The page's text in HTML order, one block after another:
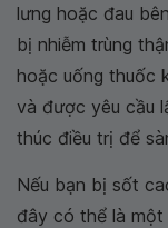
lưng hoặc đau
bị nhiễm trùng
hoặc uống thuốc
và được yêu cầu
thúc điều trị để
Nếu bạn bị sốt
đây có thể là một